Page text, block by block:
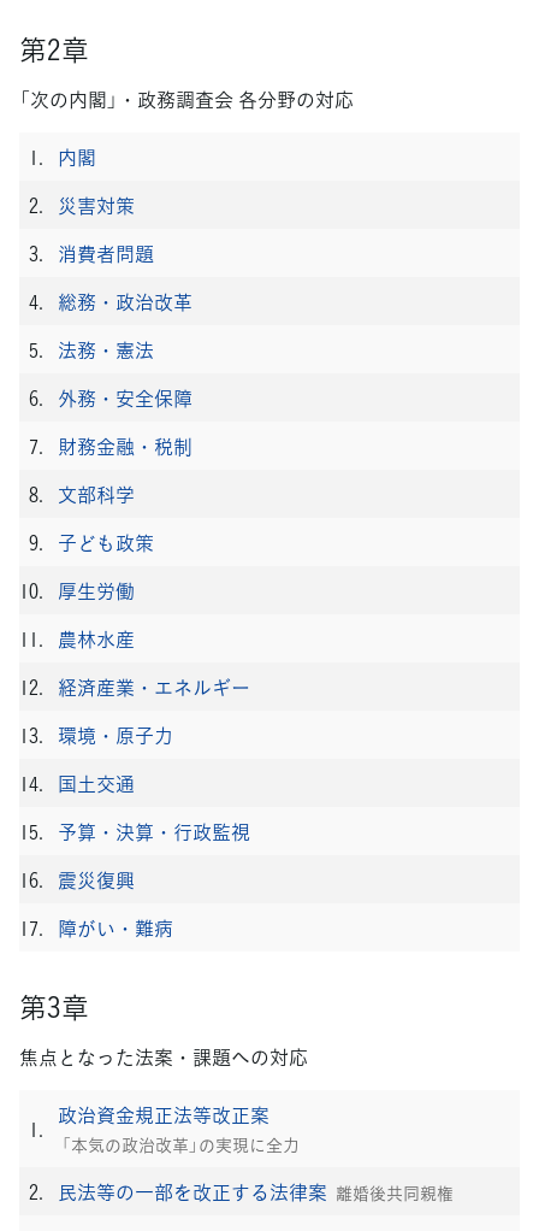
第2章
「次の内閣」・政務調査会 各分野の対応
内閣
災害対策
消費者問題
総務・政治改革
法務・憲法
外務・安全保障
財務金融・税制
文部科学
子ども政策
厚生労働
農林水産
経済産業・エネルギー
環境・原子力
国土交通
予算・決算・行政監視
震災復興
障がい・難病
第3章
焦点となった法案・課題への対応
政治資金規正法等改正案
「本気の政治改革」の実現に全力
民法等の一部を改正する法律案 離婚後共同親権